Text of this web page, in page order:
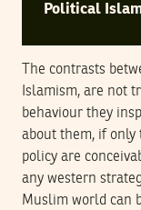
Political
The contrasts
Islamism, are not
behaviour they
about them, if only
policy are
any western
Muslim world can